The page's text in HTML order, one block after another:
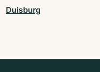
Duisburg